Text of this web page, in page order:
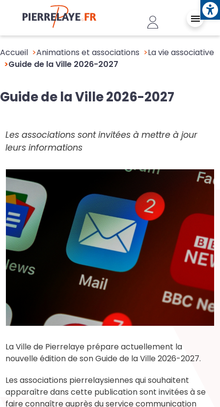
Aller au contenu principal
Header -
Accueil Animations et associations
La vie associative
Guide de la Ville 2026-2027
Guide de la Ville 2026-2027
Les associations sont invitées à mettre à jour
leurs informations
La Ville de Pierrelaye prépare actuellement la
nouvelle édition de son Guide de la Ville 2026-2027.
Les associations pierrelaysiennes qui souhaitent
apparaître dans cette publication sont invitées à se
faire connaître auprès du service communication